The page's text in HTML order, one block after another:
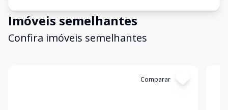
Imóveis semelhantes
Confira imóveis semelhantes
Comparar